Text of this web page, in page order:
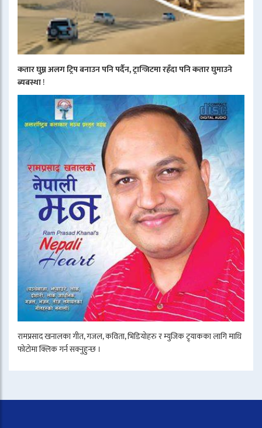
कतार घुम्न अलग ट्रिप बनाउन पनि पर्दैन, ट्रान्जिटमा रहँदा पनि कतार घुमाउने
ब्यबस्था!
रामप्रसाद खनालका गीत, गजल, कविता, भिडियोहरु र म्युजिक ट्र्याकका लागि माथि
फोटोमा क्लिक गर्न सक्नुहुन्छ ।